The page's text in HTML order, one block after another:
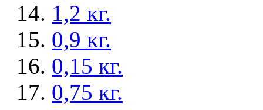
1,2 кг.
0,9 кг.
0,15 кг.
0,75 кг.